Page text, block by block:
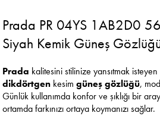
Prada PR 04YS 1AB2D0
Siyah Kemik Güneş
Prada kalitesini stilinize yansıtmak
dikdörtgen kesimgüneş gözlüğü,
Günlük kullanımda konfor ve şıklığı bir
ortamda farkınızı ortaya koymanızı sağlar.